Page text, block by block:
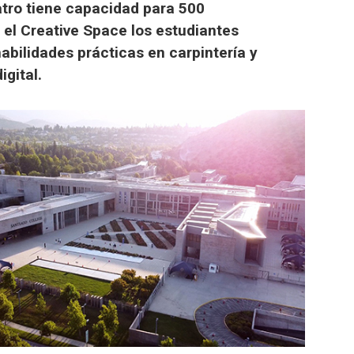
tiene capacidad para 500
el Creative Space los estudiantes
prácticas en carpintería y